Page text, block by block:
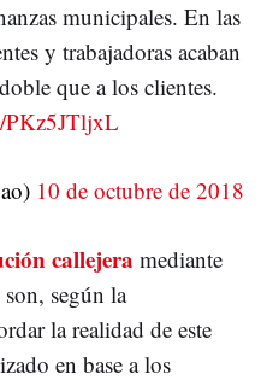
municipales. En las
y trabajadoras acaban
que a los clientes.
PKz5JTljxL
10 de octubre de 2018
callejera mediante
según la
la realidad de este
en base a los